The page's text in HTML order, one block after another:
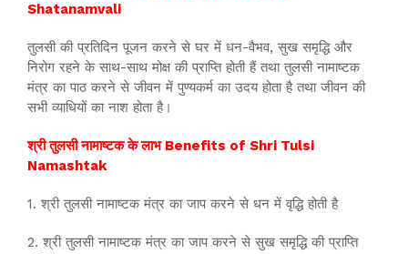
Shatanamvali
तुलसी की प्रतिदिन पूजन करने से घर में धन-वैभव, सुख समृद्धि और
निरोग रहने के साथ-साथ मोक्ष की प्राप्ति होती हैं तथा तुलसी नामाष्टक
मंत्र का पाठ करने से जीवन में पुण्यकर्म का उदय होता है तथा जीवन की
सभी व्याधियों का नाश होता है।
श्री तुलसी नामाष्टक के लाभ Benefits of Shri Tulsi
Namashtak
1. श्री तुलसी नामाष्टक मंत्र का जाप करने से धन में वृद्धि होती है
2. श्री तुलसी नामाष्टक मंत्र का जाप करने से सुख समृद्धि की प्राप्ति